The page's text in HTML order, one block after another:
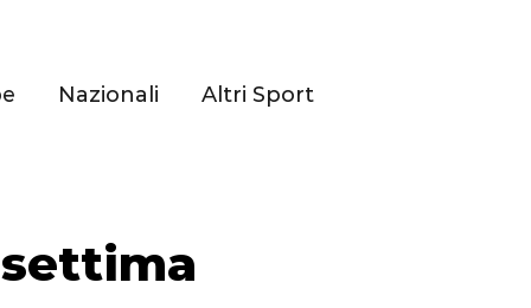
Nazionali Altri Sport